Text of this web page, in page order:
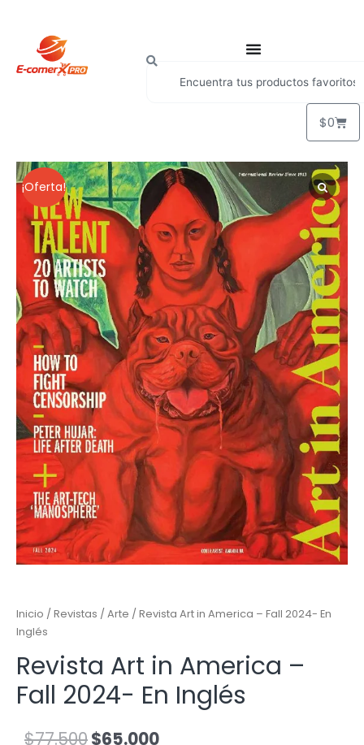
$0
¡Oferta!
Inicio /Revistas /Arte / Revista Art in America – Fall 2024- En
Inglés
Revista Art in America –
Fall 2024- En Inglés
$77.500$65.000